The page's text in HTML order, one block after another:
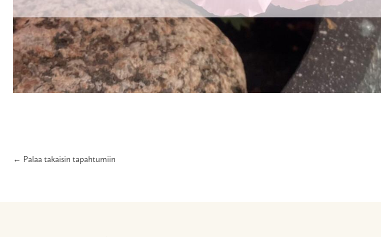
← Palaa takaisin tapahtumiin